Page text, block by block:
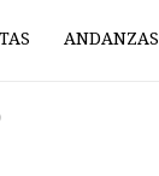
ANDANZAS